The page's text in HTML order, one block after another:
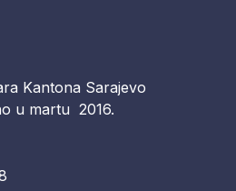
Kantona Sarajevo
u martu 2016.